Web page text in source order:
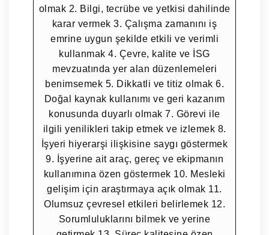
olmak 2. Bilgi, tecrübe ve yetkisi dahilinde
karar vermek 3. Çalışma zamanını iş
emrine uygun şekilde etkili ve verimli
kullanmak 4. Çevre, kalite ve İSG
mevzuatında yer alan düzenlemeleri
benimsemek 5. Dikkatli ve titiz olmak 6.
Doğal kaynak kullanımı ve geri kazanım
konusunda duyarlı olmak 7. Görevi ile
ilgili yenilikleri takip etmek ve izlemek 8.
İşyeri hiyerarşi ilişkisine saygı göstermek
9. İşyerine ait araç, gereç ve ekipmanın
kullanımına özen göstermek 10. Mesleki
gelişim için araştırmaya açık olmak 11.
Olumsuz çevresel etkileri belirlemek 12.
Sorumluluklarını bilmek ve yerine